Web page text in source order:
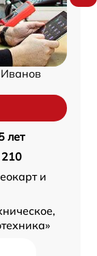
лет
210
и